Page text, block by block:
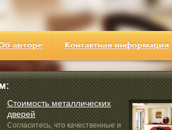
авторе Контактная информация
Стоимость металлических
дверей
Согласитесь, что качественные и